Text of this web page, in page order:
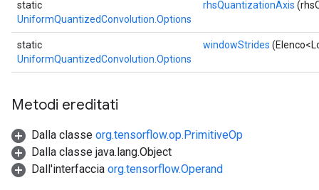
static
UniformQuantizedConvolution.Options
rhsQuantizationAxis
static
UniformQuantizedConvolution.Options
windowStrides
Metodi ereditati
Dalla classe org.tensorflow.op.PrimitiveOp
Dalla classe java.lang.Object
Dall'interfaccia org.tensorflow.Operand